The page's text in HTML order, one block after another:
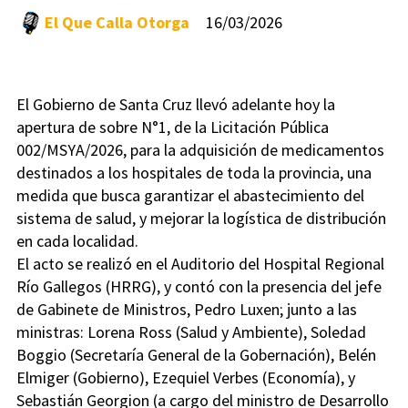
El Gobierno de Santa Cruz llevó adelante hoy la
apertura de sobre N°1, de la Licitación Pública
002/MSYA/2026, para la adquisición de medicamentos
destinados a los hospitales de toda la provincia, una
medida que busca garantizar el abastecimiento del
sistema de salud, y mejorar la logística de distribución
en cada localidad.
El acto se realizó en el Auditorio del Hospital Regional
Río Gallegos (HRRG), y contó con la presencia del jefe
de Gabinete de Ministros, Pedro Luxen; junto a las
ministras: Lorena Ross (Salud y Ambiente), Soledad
Boggio (Secretaría General de la Gobernación), Belén
Elmiger (Gobierno), Ezequiel Verbes (Economía), y
Sebastián Georgion (a cargo del ministro de Desarrollo
16/03/2026
El Que Calla Otorga